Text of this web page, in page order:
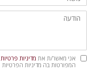
מדיניות
פרטיות
אני מאשר/ת את מדיניות פרטיות
המפורטות בה מדיניות הפרטיות